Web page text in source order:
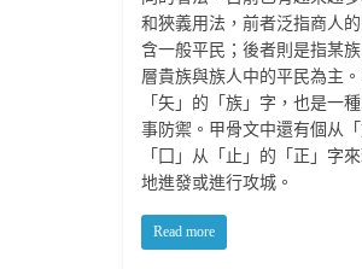
和狹義用法，前者泛指商人
含一般平民；後者則是指某
層貴族與族人中的平民為主
「矢」的「族」字，也是一
事防禦。甲骨文中還有個从
「囗」从「止」的「正」字
地進發或進行攻城。
Read more